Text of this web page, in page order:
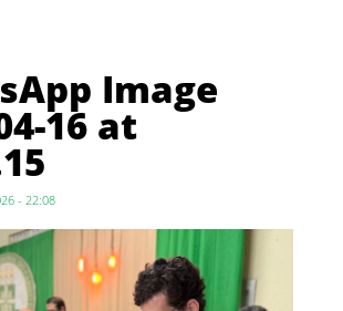
Image
16 at
- 22:08